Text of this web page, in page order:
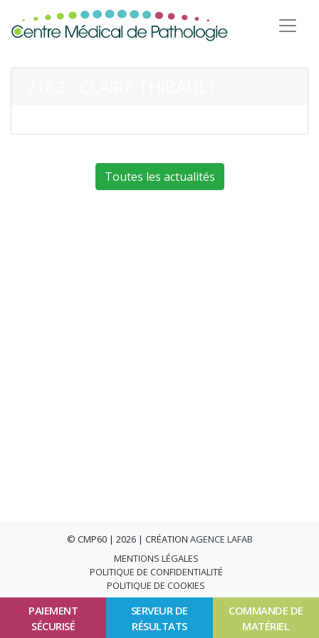
PAIEMENT
SÉCURISÉ
SERVEUR DE
RÉSULTATS
COMMANDE DE
MATÉRIEL
Toutes les actualités
© CMP60 | 2026 | CRÉATION AGENCE LAFAB
MENTIONS LÉGALES
POLITIQUE DE CONFIDENTIALITÉ
POLITIQUE DE COOKIES